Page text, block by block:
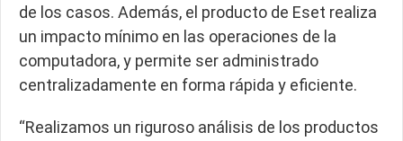
de los casos. Además, el producto de Eset realiza
un impacto mínimo en las operaciones de la
computadora, y permite ser administrado
centralizadamente en forma rápida y eficiente.
“Realizamos un riguroso análisis de los productos